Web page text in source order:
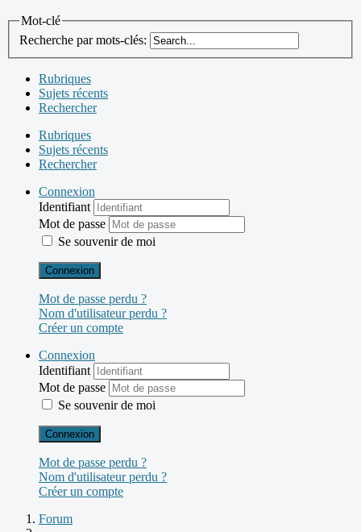
Mot-clé
Recherche par mots-clés:
Rubriques
Sujets récents
Rechercher
Rubriques
Sujets récents
Rechercher
Connexion
Identifiant
Mot de passe
Se souvenir de moi
Connexion
Mot de passe perdu ?
Nom d'utilisateur perdu ?
Créer un compte
Connexion
Identifiant
Mot de passe
Se souvenir de moi
Connexion
Mot de passe perdu ?
Nom d'utilisateur perdu ?
Créer un compte
Forum